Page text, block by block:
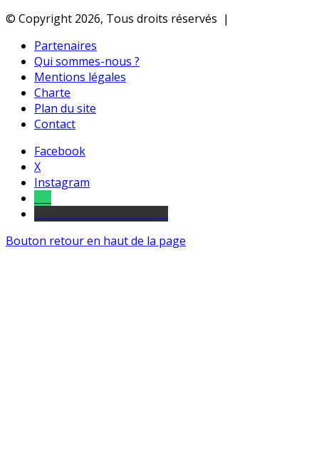
© Copyright 2026, Tous droits réservés |
Partenaires
Qui sommes-nous ?
Mentions légales
Charte
Plan du site
Contact
Facebook
X
Instagram
Bouton retour en haut de la page